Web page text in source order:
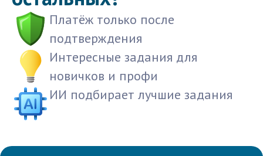
Платёж только после
подтверждения
Интересные задания для
новичков и профи
ИИ подбирает лучшие задания